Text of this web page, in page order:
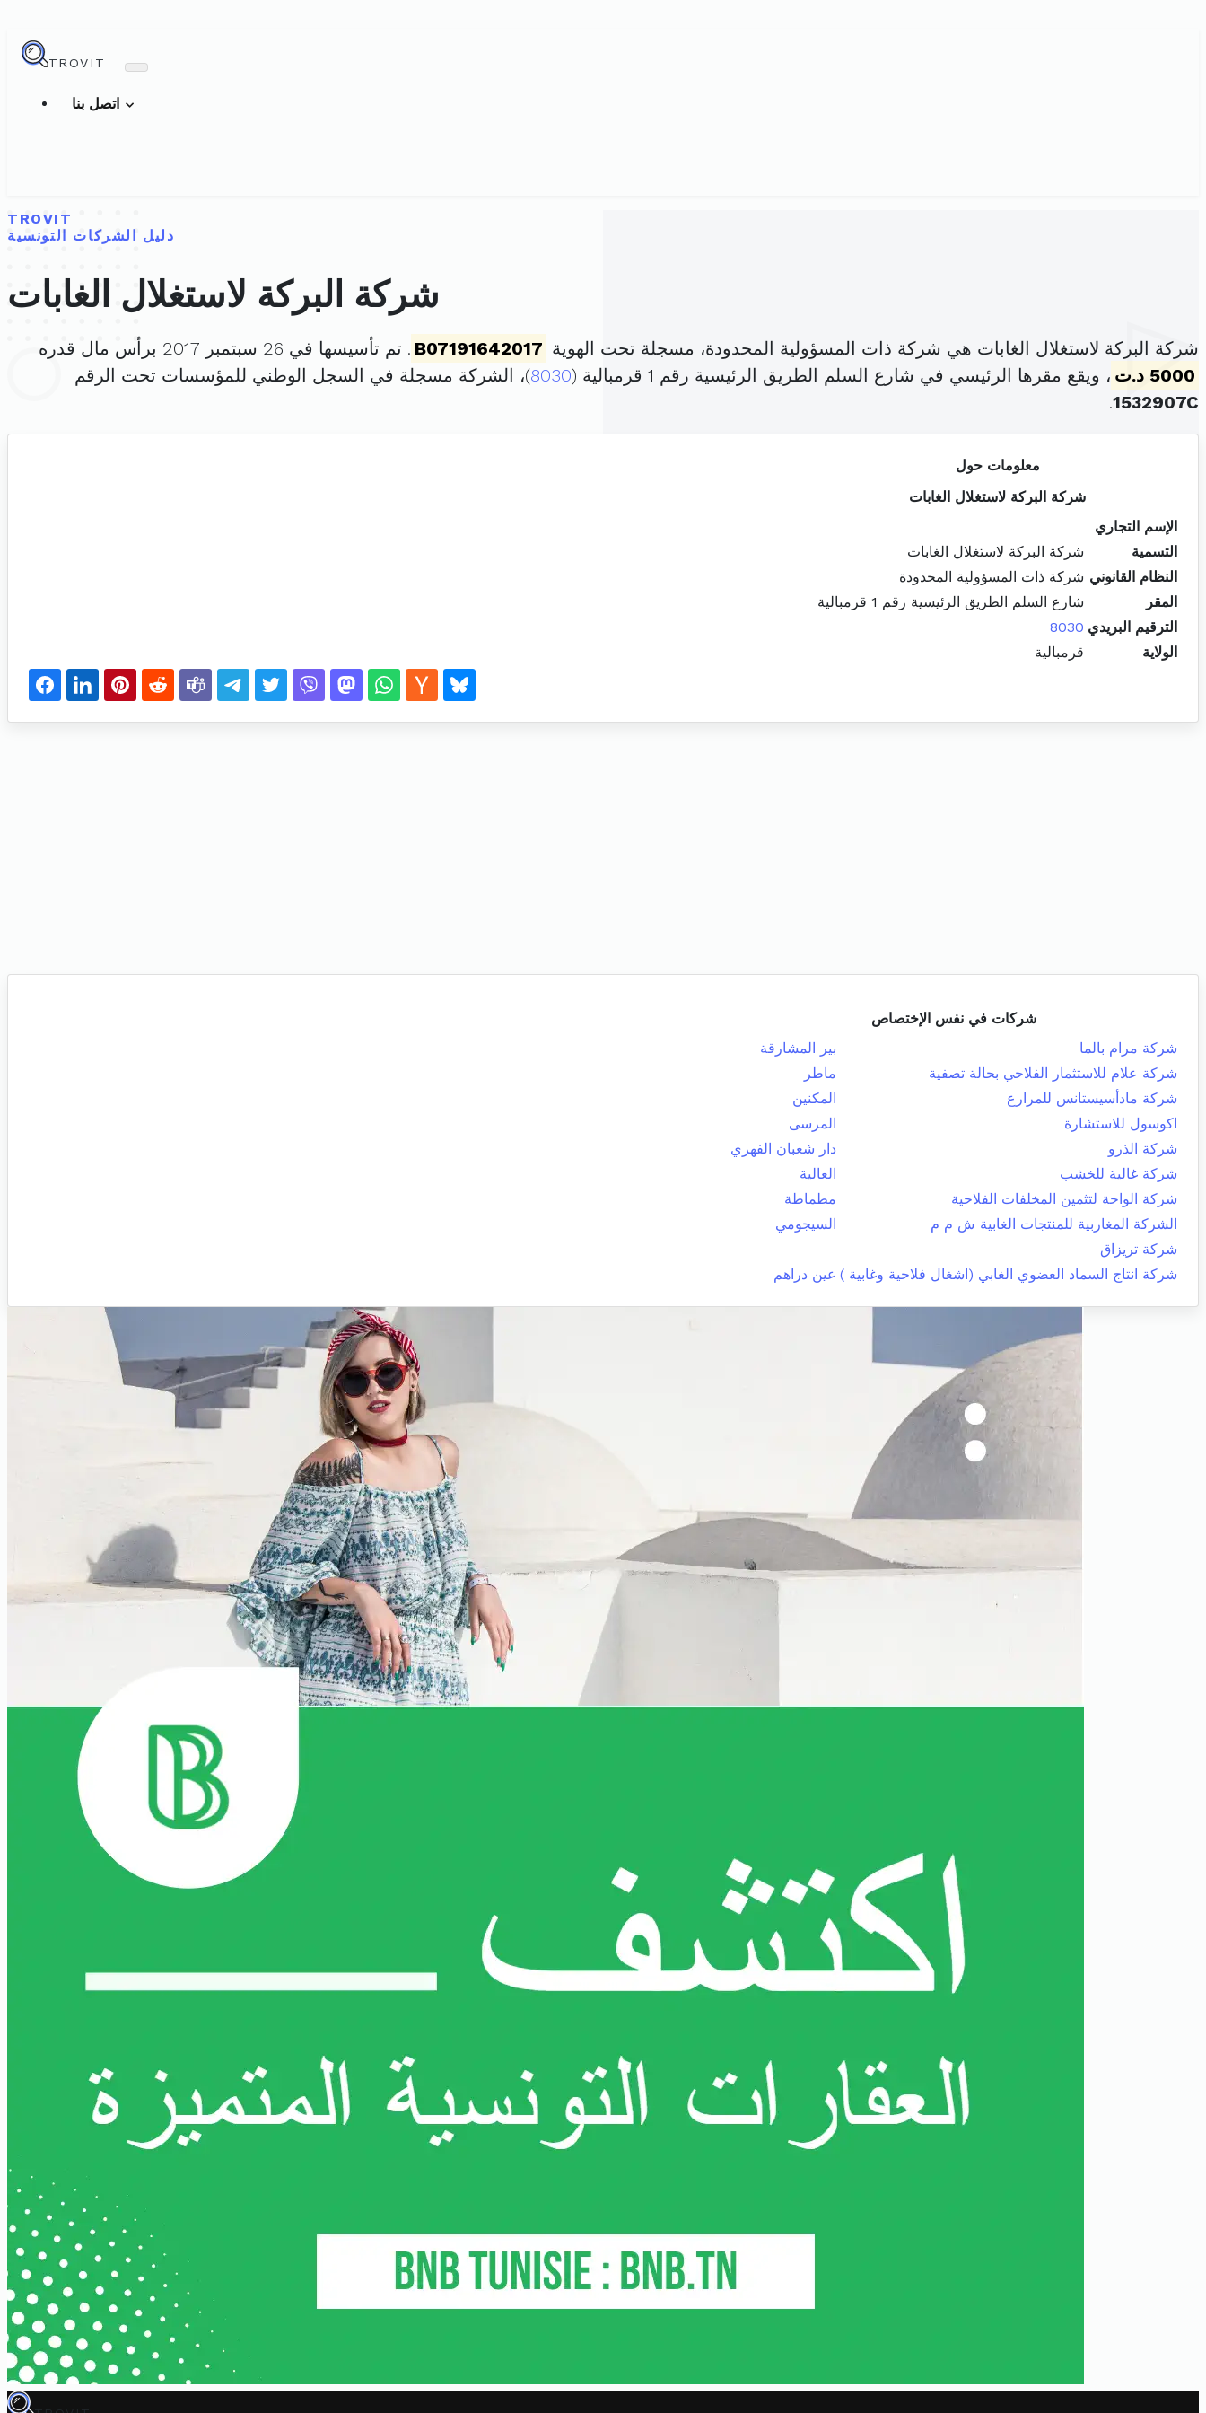
TROVIT
TROVIT
دليل الشركات التونسية
شركة البركة لاستغلال الغابات
شركة البركة لاستغلال الغابات هي شركة ذات المسؤولية المحدودة، مسجلة تحت الهوية B07191642017 . تم تأسيسها في 26 سبتمبر 2017 برأس مال قدره
5000 د.ت
، ويقع مقرها الرئيسي في شارع السلم الطريق الرئيسية رقم 1 قرمبالية ( 8030)، الشركة مسجلة في السجل الوطني للمؤسسات تحت الرقم
1532907C
.
معلومات حول
شركة البركة لاستغلال الغابات
الإسم التجاري
التسمية
شركة البركة لاستغلال الغابات
النظام القانوني شركة ذات المسؤولية المحدودة
المقر
شارع السلم الطريق الرئيسية رقم 1 قرمبالية
الترقيم البريدي 8030
الولاية
قرمبالية
شركات في نفس الإختصاص
شركة مرام بالما
بير المشارقة
شركة علام للاستثمار الفلاحي بحالة تصفية
ماطر
شركة مادأسيستانس للمرارع
المكنين
اكوسول للاستشارة
المرسى
شركة الذرو
دار شعبان الفهري
شركة غالية للخشب
العالية
شركة الواحة لتثمين المخلفات الفلاحية
مطماطة
الشركة المغاربية للمنتجات الغابية ش م م
السيجومي
شركة تريزاق
شركة انتاج السماد العضوي الغابي (اشغال فلاحية وغابية ) عين دراهم